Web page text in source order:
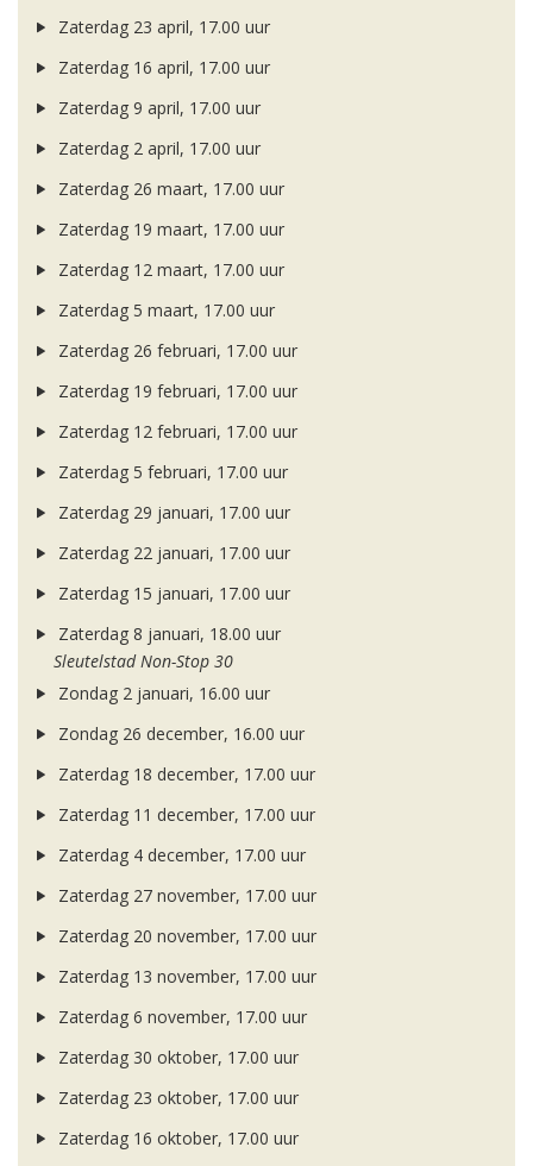
Zaterdag 23 april, 17.00 uur
Zaterdag 16 april, 17.00 uur
Zaterdag 9 april, 17.00 uur
Zaterdag 2 april, 17.00 uur
Zaterdag 26 maart, 17.00 uur
Zaterdag 19 maart, 17.00 uur
Zaterdag 12 maart, 17.00 uur
Zaterdag 5 maart, 17.00 uur
Zaterdag 26 februari, 17.00 uur
Zaterdag 19 februari, 17.00 uur
Zaterdag 12 februari, 17.00 uur
Zaterdag 5 februari, 17.00 uur
Zaterdag 29 januari, 17.00 uur
Zaterdag 22 januari, 17.00 uur
Zaterdag 15 januari, 17.00 uur
Zaterdag 8 januari, 18.00 uur
Sleutelstad Non-Stop 30
Zondag 2 januari, 16.00 uur
Zondag 26 december, 16.00 uur
Zaterdag 18 december, 17.00 uur
Zaterdag 11 december, 17.00 uur
Zaterdag 4 december, 17.00 uur
Zaterdag 27 november, 17.00 uur
Zaterdag 20 november, 17.00 uur
Zaterdag 13 november, 17.00 uur
Zaterdag 6 november, 17.00 uur
Zaterdag 30 oktober, 17.00 uur
Zaterdag 23 oktober, 17.00 uur
Zaterdag 16 oktober, 17.00 uur